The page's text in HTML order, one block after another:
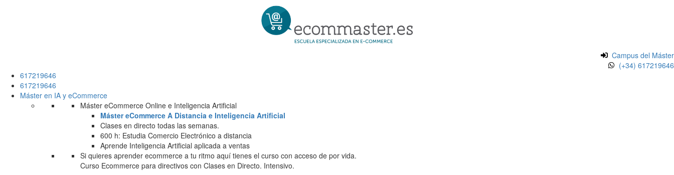
Campus del Máster
(+34) 617219646
617219646
617219646
Máster en IA y eCommerce
Máster eCommerce Online e Inteligencia Artificial
Máster eCommerce A Distancia e Inteligencia Artificial
Clases en directo todas las semanas.
600 h: Estudia Comercio Electrónico a distancia
Aprende Inteligencia Artificial aplicada a ventas
Si quieres aprender ecommerce a tu ritmo aquí tienes el curso con acceso de por vida.
Curso Ecommerce para directivos con Clases en Directo. Intensivo.